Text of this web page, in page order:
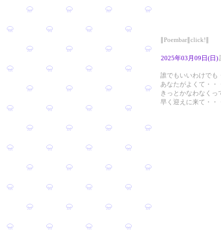
∥Poembar∥click!∥
2025年03月09日(日)
誰でもいいわけでも
あなたがよくて・・
きっとかなわなくっ
早く迎えに来て・・